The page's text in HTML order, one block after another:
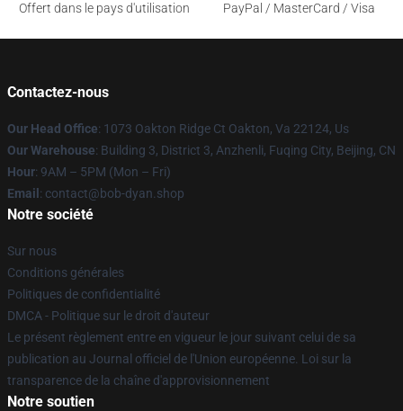
Offert dans le pays d'utilisation
PayPal / MasterCard / Visa
Contactez-nous
Our Head Office: 1073 Oakton Ridge Ct Oakton, Va 22124, Us
Our Warehouse: Building 3, District 3, Anzhenli, Fuqing City, Beijing, CN
Hour: 9AM – 5PM (Mon – Fri)
Email : contact@bob-dyan.shop
Notre société
Sur nous
Conditions générales
Politiques de confidentialité
DMCA - Politique sur le droit d'auteur
Le présent règlement entre en vigueur le jour suivant celui de sa
publication au Journal officiel de l'Union européenne. Loi sur la
transparence de la chaîne d'approvisionnement
Notre soutien